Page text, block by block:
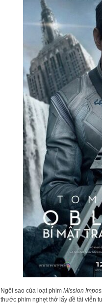
Ngôi sao của loạt phim Mission
thước phim nghẹt thở lấy đề tài viễn